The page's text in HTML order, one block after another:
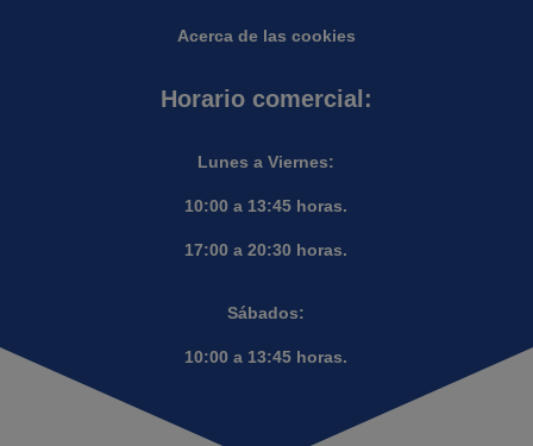
Acerca de las cookies
Horario comercial:
Lunes a Viernes:
10:00 a 13:45 horas.
17:00 a 20:30 horas.
Sábados:
10:00 a 13:45 horas.